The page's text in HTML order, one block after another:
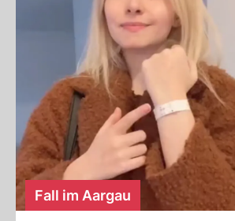
Fall im Aargau